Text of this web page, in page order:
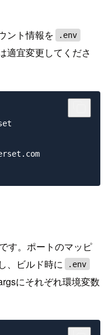
ント情報を .env
適宜変更してくださ
す。ポートのマッピ
、ビルド時に .env
にそれぞれ環境変数